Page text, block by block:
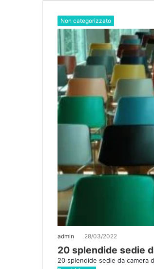
Non categorizzato
admin 28/03/2022
20 splendide sedie
20 splendide sedie da camera